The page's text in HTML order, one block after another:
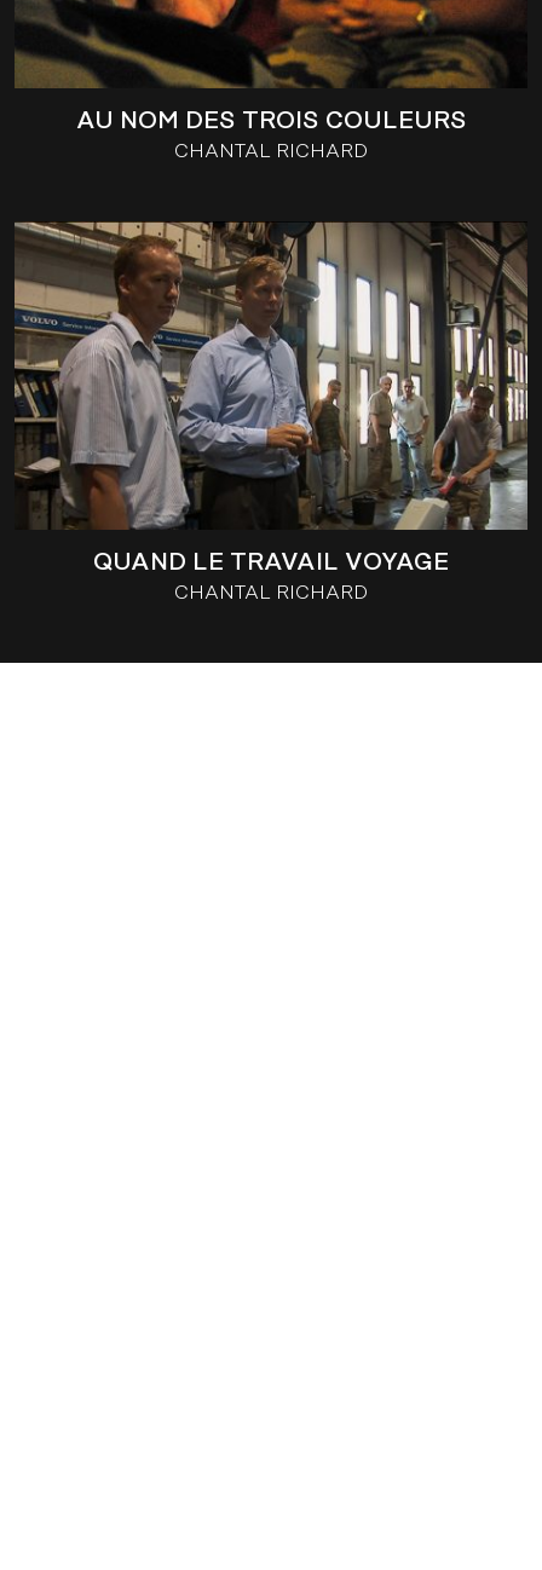
AU NOM DES TROIS COULEURS
CHANTAL RICHARD
QUAND LE TRAVAIL VOYAGE
CHANTAL RICHARD